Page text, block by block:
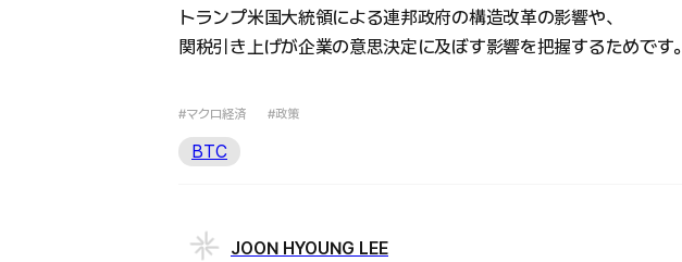
トランプ米国大統領による連邦政府の構造改革の影響や、
関税引き上げが企業の意思決定に及ぼす影響を把握するためです。
#マクロ経済 #政策
BTC
JOON HYOUNG LEE